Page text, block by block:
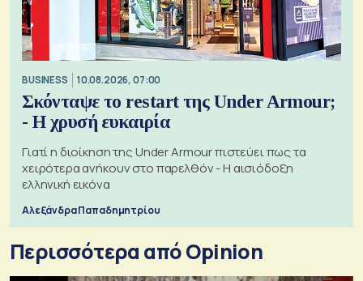
BUSINESS 10.08.2026, 07:00
Σκόνταψε το restart της Under Armour;
- Η χρυσή ευκαιρία
Γιατί η διοίκηση της Under Armour πιστεύει πως τα
χειρότερα ανήκουν στο παρελθόν - Η αισιόδοξη
ελληνική εικόνα
Αλεξάνδρα Παπαδημητρίου
Περισσότερα από Opinion